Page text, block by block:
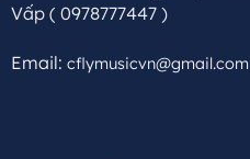
Vấp( 0978777447 )
Email: cflymusicvn@gmail.com